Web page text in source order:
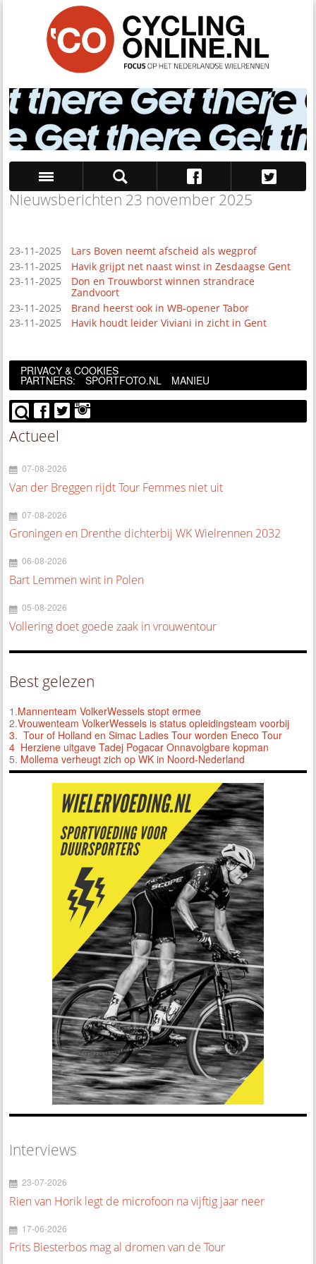
Nieuwsberichten 23 november 2025
23-11-2025
Lars Boven neemt afscheid als wegprof
23-11-2025
Havik grijpt net naast winst in Zesdaagse Gent
23-11-2025
Don en Trouwborst winnen strandrace
Zandvoort
23-11-2025
Brand heerst ook in WB-opener Tabor
23-11-2025
Havik houdt leider Viviani in zicht in Gent
PRIVACY & COOKIES
PARTNERS: SPORTFOTO.NL MANIEU
Actueel
07-08-2026
Van der Breggen rijdt Tour Femmes niet uit
07-08-2026
Groningen en Drenthe dichterbij WK Wielrennen 2032
06-08-2026
Bart Lemmen wint in Polen
05-08-2026
Vollering doet goede zaak in vrouwentour
Best gelezen
1.Mannenteam VolkerWessels stopt ermee
2.Vrouwenteam VolkerWessels is status opleidingsteam voorbij
3. Tour of Holland en Simac Ladies Tour worden Eneco Tour
4 Herziene uitgave Tadej Pogacar Onnavolgbare kopman
5. Mollema verheugt zich op WK in Noord-Nederland
Interviews
23-07-2026
Rien van Horik legt de microfoon na vijftig jaar neer
17-06-2026
Frits Biesterbos mag al dromen van de Tour